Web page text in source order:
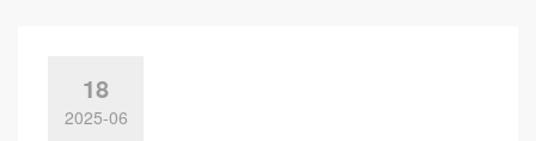
18
2025-06